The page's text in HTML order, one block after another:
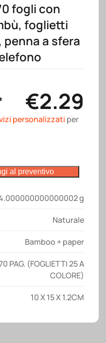
fogli con
foglietti
a sfera
€2.29
personalizzati per
al preventivo
g
Naturale
Bamboo + paper
PAG. (FOGLIETTI 25 A
COLORE)
10 X 15 X 1.2CM